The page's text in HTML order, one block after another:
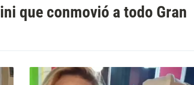
que conmovió a todo Gran